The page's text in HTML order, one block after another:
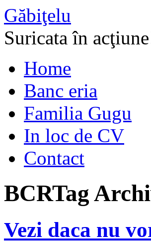
Găbiţelu
Suricata în
Home
Banc eria
Familia Gugu
In loc de CV
Contact
BCRTag
Vezi daca nu